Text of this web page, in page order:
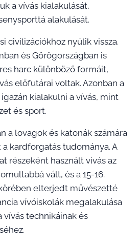
a vívás kialakulását,
alakulását.
civilizációkhoz nyúlik vissza.
és Görögországban is
harc különböző formáit,
előfutárai voltak. Azonban a
kialakulni a vívás, mint
és sport.
a lovagok és katonák számára
kardforgatás tudománya. A
részeként használt vívás az
vált, és a 15-16.
elterjedt művészetté
vívóiskolák megalakulása
vívás technikáinak és